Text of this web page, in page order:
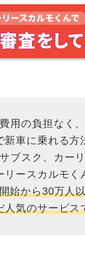
用の負担なく、
新車に乗れる方
ブスク、カーリ
リースカルモく
始から30万人
人気のサービス